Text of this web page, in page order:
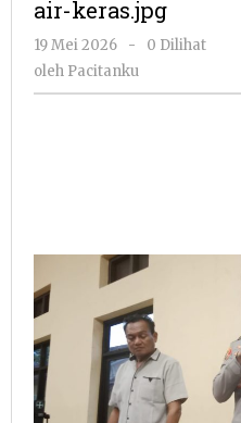
kasus-
air-
air-keras.jpg
19 Mei 2026
oleh
Pacitanku
-
0 Dilihat
oleh Pacitanku